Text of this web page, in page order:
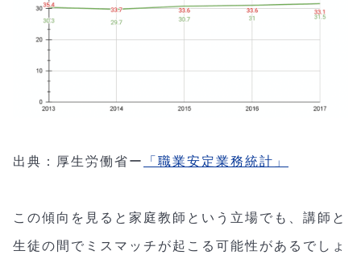
出典：厚生労働省ー 「職業安定業務統計」
この傾向を見ると家庭教師という立場でも、講師と
生徒の間でミスマッチが起こる可能性があるでしょ